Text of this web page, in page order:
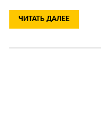
ЧИТАТЬ ДАЛЕЕ